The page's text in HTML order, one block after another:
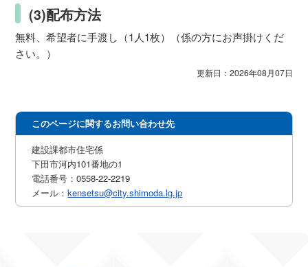
(3)配布方法
無料、希望者に手渡し（1人1枚）（係の方にお声掛けくだ
さい。）
更新日：2026年08月07日
このページに関するお問い合わせ先
建設課都市住宅係
下田市河内101番地の1
電話番号：0558-22-2219
メール：kensetsu@city.shimoda.lg.jp